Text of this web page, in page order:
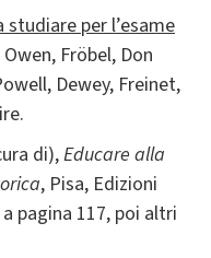
per l’esame
Fröbel, Don
Dewey, Freinet,
di),Educare alla
, Pisa, Edizioni
pagina 117, poi altri